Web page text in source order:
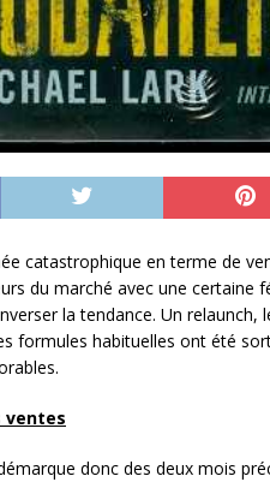
catastrophique en terme de
du marché avec une certaine
la tendance. Un
formules habituelles ont été
ventes
donc des deux mois